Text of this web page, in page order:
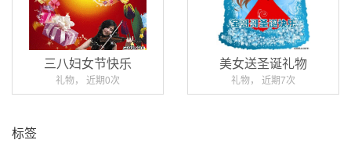
三八妇女节快乐
礼物， 近期0次
美女送圣诞礼物
礼物， 近期7次
标签